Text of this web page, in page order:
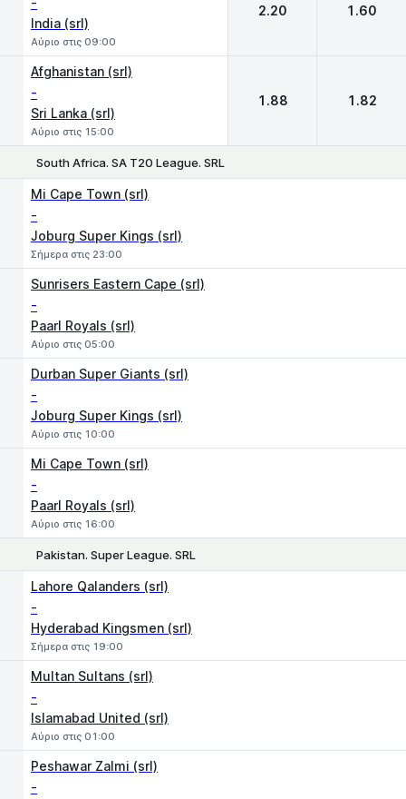
India (srl)
Αύριο στις 09:00
2.20 1.60
Afghanistan (srl)
-
Sri Lanka (srl)
Αύριο στις 15:00
1.88 1.82
South Africa. SA T20 League. SRL
Mi Cape Town (srl)
-
Joburg Super Kings (srl)
Σήμερα στις 23:00
Sunrisers Eastern Cape (srl)
-
Paarl Royals (srl)
Αύριο στις 05:00
Durban Super Giants (srl)
-
Joburg Super Kings (srl)
Αύριο στις 10:00
Mi Cape Town (srl)
-
Paarl Royals (srl)
Αύριο στις 16:00
Pakistan. Super League. SRL
Lahore Qalanders (srl)
-
Hyderabad Kingsmen (srl)
Σήμερα στις 19:00
Multan Sultans (srl)
-
Islamabad United (srl)
Αύριο στις 01:00
Peshawar Zalmi (srl)
-